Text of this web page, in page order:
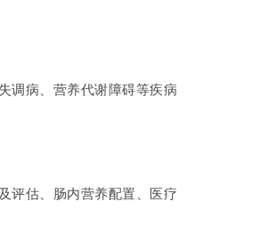
调病、营养代谢障碍等疾病
评估、肠内营养配置、医疗